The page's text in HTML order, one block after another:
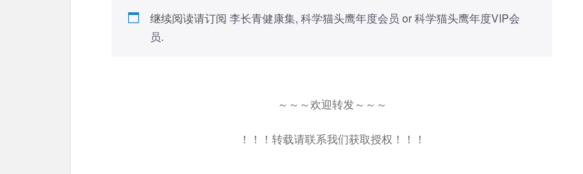
继续阅读请订阅 李长青健康集, 科学猫头鹰年度会员 or科学猫头鹰年度VIP会
员.
～～～欢迎转发～～～
！！！转载请联系我们获取授权！！！